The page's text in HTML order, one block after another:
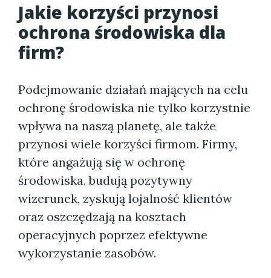
Jakie korzyści przynosi
ochrona środowiska dla
firm?
Podejmowanie działań mających na celu
ochronę środowiska nie tylko korzystnie
wpływa na naszą planetę, ale także
przynosi wiele korzyści firmom. Firmy,
które angażują się w ochronę
środowiska, budują pozytywny
wizerunek, zyskują lojalność klientów
oraz oszczędzają na kosztach
operacyjnych poprzez efektywne
wykorzystanie zasobów.